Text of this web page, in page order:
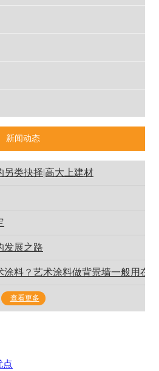
新闻动态
另类抉择|高大上建材
发展之路
涂料？艺术涂料做背景墙一般用在
查看更多
点